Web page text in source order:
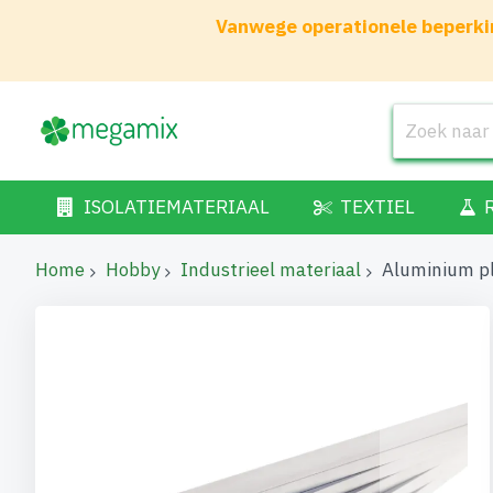
Vanwege operationele
ISOLATIEMATERIAAL TEXTIEL
Home Hobby Industrieel materiaal Aluminium